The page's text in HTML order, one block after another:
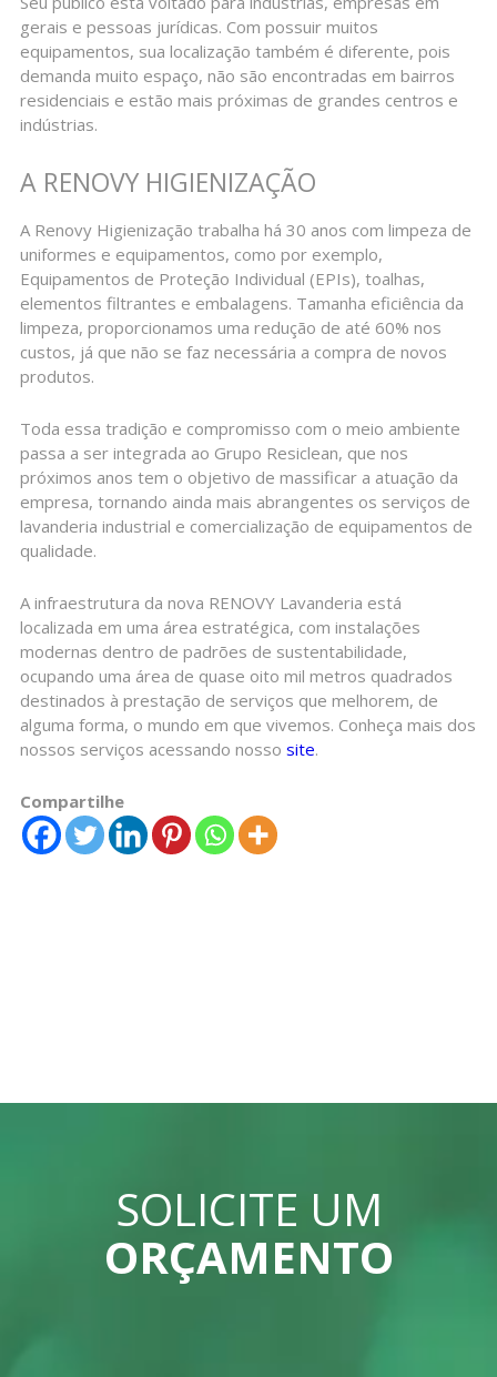
gerais e pessoas jurídicas. Com possuir muitos
equipamentos, sua localização também é diferente, pois
demanda muito espaço, não são encontradas em bairros
residenciais e estão mais próximas de grandes centros e
indústrias.
A RENOVY HIGIENIZAÇÃO
A Renovy Higienização trabalha há 30 anos com limpeza de
uniformes e equipamentos, como por exemplo,
Equipamentos de Proteção Individual (EPIs), toalhas,
elementos filtrantes e embalagens. Tamanha eficiência da
limpeza, proporcionamos uma redução de até 60% nos
custos, já que não se faz necessária a compra de novos
produtos.
Toda essa tradição e compromisso com o meio ambiente
passa a ser integrada ao Grupo Resiclean, que nos
próximos anos tem o objetivo de massificar a atuação da
empresa, tornando ainda mais abrangentes os serviços de
lavanderia industrial e comercialização de equipamentos de
qualidade.
A infraestrutura da nova RENOVY Lavanderia está
localizada em uma área estratégica, com instalações
modernas dentro de padrões de sustentabilidade,
ocupando uma área de quase oito mil metros quadrados
destinados à prestação de serviços que melhorem, de
alguma forma, o mundo em que vivemos. Conheça mais dos
nossos serviços acessando nosso site.
Compartilhe
SOLICITE UM
ORÇAMENTO